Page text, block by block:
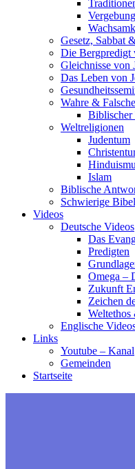
Vergebung
Gesetz, Sabbat
Die Bergpredigt
Gleichnisse von
Das Leben von
Wahre &
Biblischer
Weltreligionen
Judentum
Islam
Biblische
Schwierige
Videos
Deutsche Videos
Das
Predigten
Omega –
Zukunft
Zeichen
Englische
Links
Youtube – Kanal
Gemeinden
Startseite